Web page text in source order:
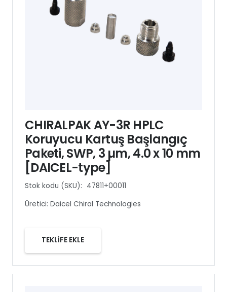
CHIRALPAK AY-3R HPLC
Koruyucu Kartuş Başlangıç
Paketi, SWP, 3 µm, 4.0 x 10 mm
[DAICEL-type]
Stok kodu (SKU): 47811+00011
Üretici: Daicel Chiral Technologies
TEKLİFE EKLE